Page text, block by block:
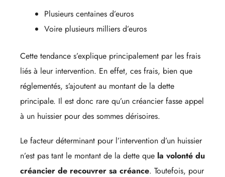
Plusieurs centaines d’euros
Voire plusieurs milliers d’euros
Cette tendance s’explique principalement par les frais
liés à leur intervention. En effet, ces frais, bien que
réglementés, s’ajoutent au montant de la dette
principale. Il est donc rare qu’un créancier fasse appel
à un huissier pour des sommes dérisoires.
Le facteur déterminant pour l’intervention d’un huissier
n’est pas tant le montant de la dette que la volonté du
créancier de recouvrer sa créance. Toutefois, pour